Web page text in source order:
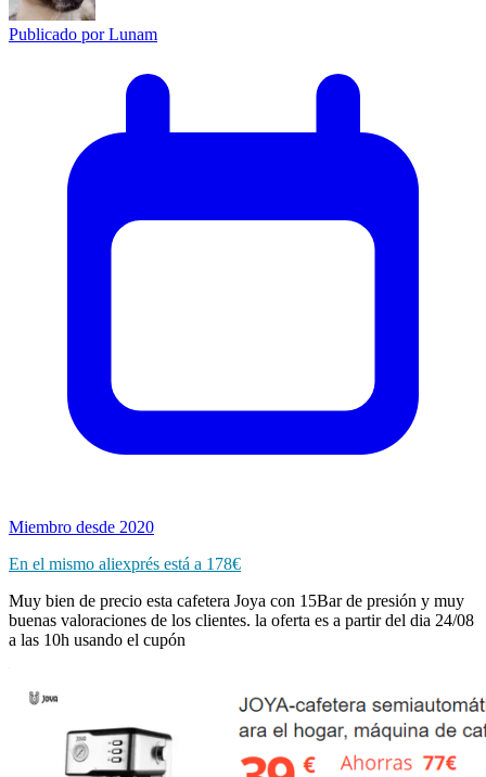
Publicado porLunam
Miembro desde 2020
En el mismo aliexprés está a 178€
Muy bien de precio esta cafetera Joya con 15Bar de presión y muy
buenas valoraciones de los clientes. la oferta es a partir del dia 24/08
a las 10h usando el cupón